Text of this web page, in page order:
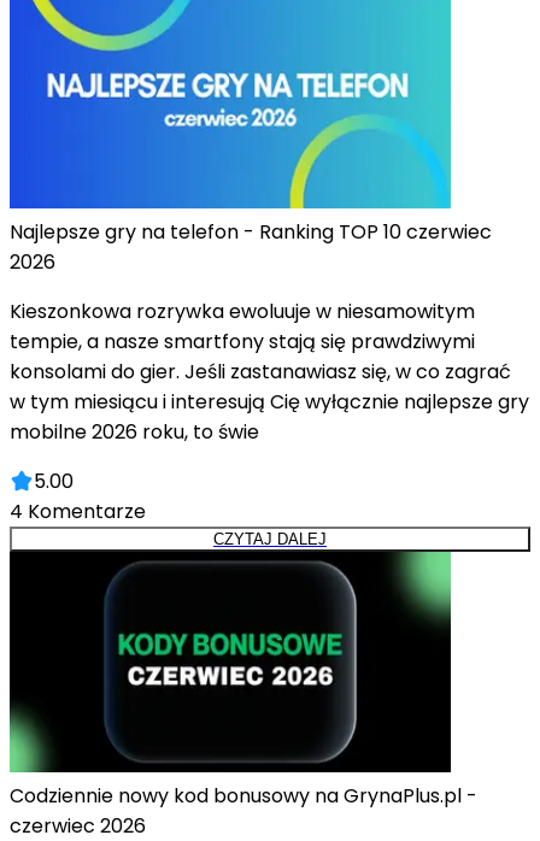
Najlepsze gry na telefon - Ranking TOP 10 czerwiec
2026
Kieszonkowa rozrywka ewoluuje w niesamowitym
tempie, a nasze smartfony stają się prawdziwymi
konsolami do gier. Jeśli zastanawiasz się, w co zagrać
w tym miesiącu i interesują Cię wyłącznie najlepsze gry
mobilne 2026 roku, to świe
5.00
4 Komentarze
CZYTAJ DALEJ
Codziennie nowy kod bonusowy na GrynaPlus.pl -
czerwiec 2026